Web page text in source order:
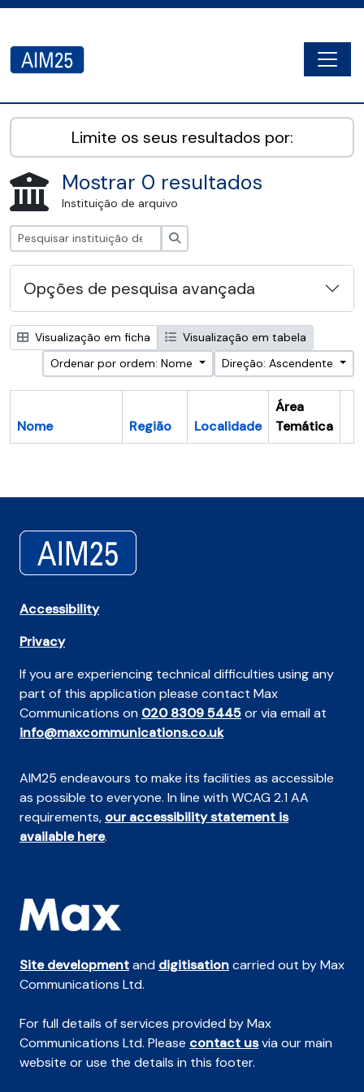
AIM25 - AtoM 2.8.2
Limite os seus resultados por:
Mostrar 0 resultados
Instituição de arquivo
Opções de pesquisa avançada
Visualização em ficha
Visualização em tabela
Ordenar por ordem: Nome
Direção: Ascendente
Nome Região Localidade
Área
Temática
Accessibility
Privacy
If you are experiencing technical difficulties using any
part of this application please contact Max
Communications on 020 8309 5445or via email at
info@maxcommunications.co.uk
AIM25 endeavours to make its facilities as accessible
as possible to everyone. In line with WCAG 2.1 AA
requirements, our accessibility statement is
available here.
Site developmentand digitisationcarried out by Max
Communications Ltd.
For full details of services provided by Max
Communications Ltd. Please contact usvia our main
website or use the details in this footer.